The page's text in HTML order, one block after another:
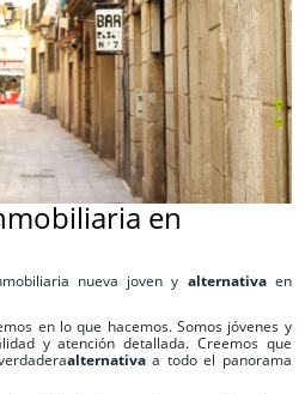
en
nueva joven y alternativaen
en lo que hacemos. Somos jóvenes y
y atención detallada. Creemos que
alternativaa todo el panorama